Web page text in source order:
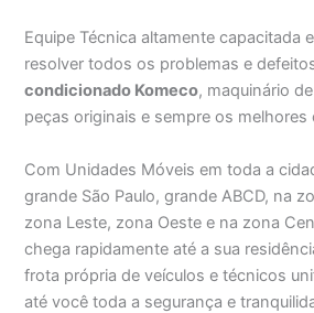
Equipe Técnica altamente capacitada
resolver todos os problemas e
condicionado Komeco, maquinário
peças originais e sempre os melhores
Com Unidades Móveis em toda a
grande São Paulo, grande ABCD, na
zona Leste, zona Oeste e na zona
chega rapidamente até a sua
frota própria de veículos e técnicos
até você toda a segurança e